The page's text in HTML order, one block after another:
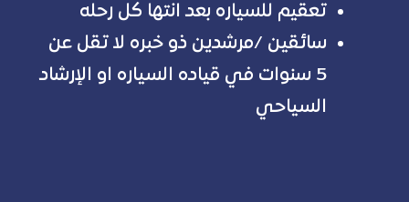
تعقيم للسياره بعد انتها كل رحله
سائقين /مرشدين ذو خبره لا تقل عن
5 سنوات في قياده السياره او الإرشاد
السياحي